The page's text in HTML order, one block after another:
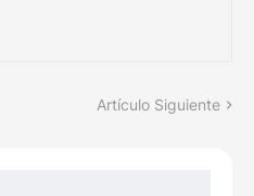
Artículo Siguiente